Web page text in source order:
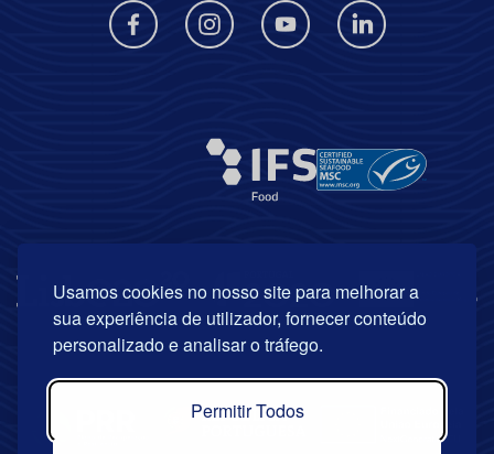
Usamos cookies no nosso site para melhorar a
sua experiência de utilizador, fornecer conteúdo
personalizado e analisar o tráfego.
Permitir Todos